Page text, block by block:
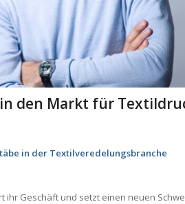
den Markt für
in der Textilveredelungsbranche
Geschäft und setzt einen neuen